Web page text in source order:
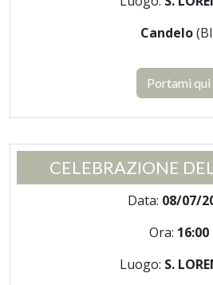
Candelo
Portami qui
CELEBRAZIONE
Data: 08/07/
Ora: 16:00
Luogo: S.